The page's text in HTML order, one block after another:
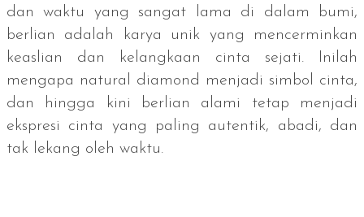
dan waktu yang sangat lama di dalam bumi,
berlian adalah karya unik yang mencerminkan
keaslian dan kelangkaan cinta sejati. Inilah
mengapa natural diamond menjadi simbol cinta,
dan hingga kini berlian alami tetap menjadi
ekspresi cinta yang paling autentik, abadi, dan
tak lekang oleh waktu.